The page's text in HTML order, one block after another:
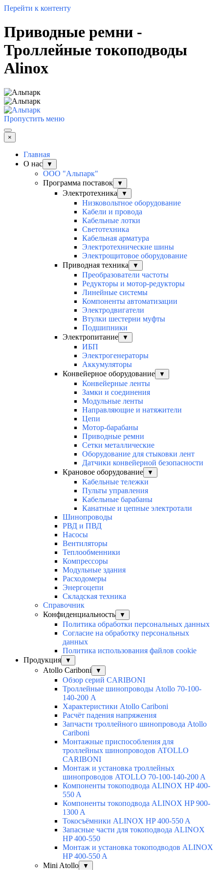
Перейти к контенту
Приводные ремни -
Троллейные токоподводы
Alinox
Пропустить меню
×
Главная
О нас
▼
ООО "Альпарк"
Программа поставок
▼
Электротехника ▼
Низковольтное оборудование
Кабели и провода
Кабельные лотки
Светотехника
Кабельная арматура
Электротехнические шины
Электрощитовое оборудование
Приводная техника
▼
Преобразователи частоты
Редукторы и мотор-редукторы
Линейные системы
Компоненты автоматизации
Электродвигатели
Втулки шестерни муфты
Подшипники
Электропитание
▼
ИБП
Электрогенераторы
Аккумуляторы
Конвейерное оборудование
▼
Конвейерные ленты
Замки и соединения
Модульные ленты
Направляющие и натяжители
Цепи
Мотор-барабаны
Приводные ремни
Сетки металлические
Оборудование для стыковки лент
Датчики конвейерной безопасности
Крановое оборудование
▼
Кабельные тележки
Пульты управления
Кабельные барабаны
Канатные и цепные электротали
Шинопроводы
РВД и ПВД
Насосы
Вентиляторы
Теплообменники
Компрессоры
Модульные здания
Расходомеры
Энергоцепи
Складская техника
Справочник
Конфиденциальность
▼
Политика обработки персональных данных
Согласие на обработку персональных
данных
Политика использования файлов cookie
Продукция
▼
Atollo Cariboni ▼
Обзор серий CARIBONI
Троллейные шинопроводы Atollo 70-100-
140-200 А
Характеристики Atollo Cariboni
Расчёт падения напряжения
Запчасти троллейного шинопровода Atollo
Cariboni
Монтажные приспособления для
троллейных шинопроводов ATOLLO
CARIBONI
Монтаж и установка троллейных
шинопроводов ATOLLO 70-100-140-200 A
Компоненты токоподвода ALINOX HP 400-
550 A
Компоненты токоподвода ALINOX HP 900-
1300 A
Токосъёмники ALINOX HP 400-550 A
Запасные части для токоподвода ALINOX
HP 400-550
Монтаж и установка токоподводов ALINOX
HP 400-550 A
Mini Atollo
▼